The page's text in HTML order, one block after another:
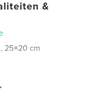
&
25×20 cm